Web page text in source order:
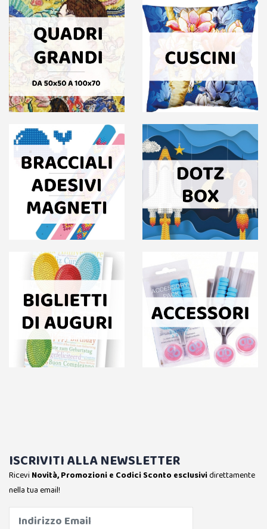
ISCRIVITI ALLA NEWSLETTER
Ricevi Novità, Promozioni e Codici Sconto esclusividirettamente
nella tua email!